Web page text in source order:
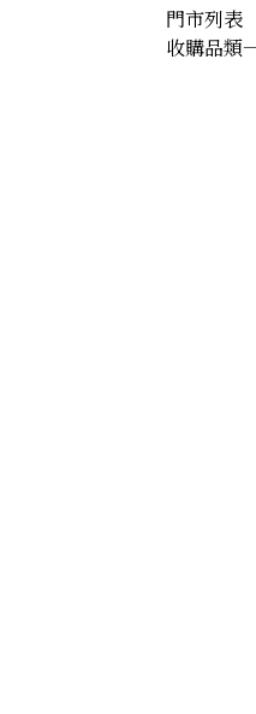
Leaf Gold Coin (1/2
門市列表
收購品類